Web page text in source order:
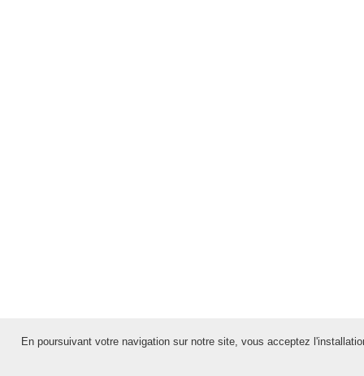
En poursuivant votre navigation sur notre site, vous acceptez